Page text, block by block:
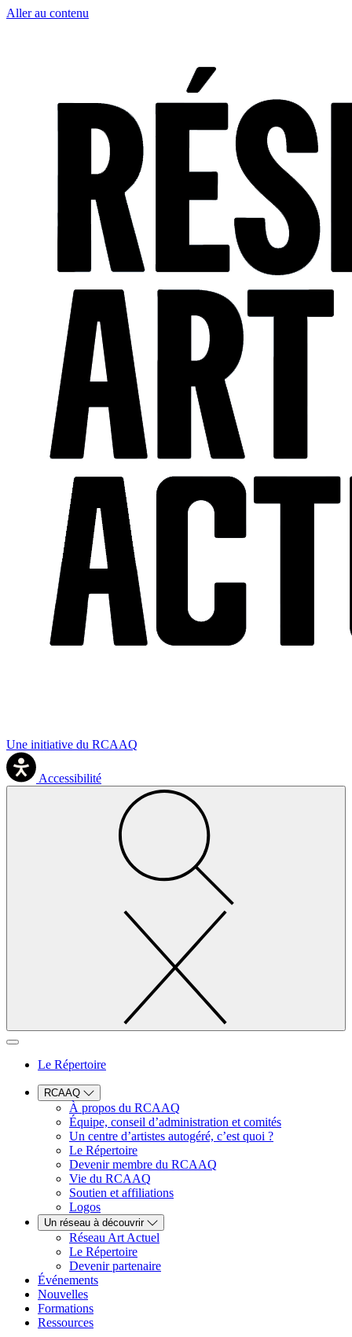
Aller au contenu
Une initiative du RCAAQ
Accessibilité
Le Répertoire
RCAAQ
À propos du RCAAQ
Équipe, conseil d’administration et comités
Un centre d’artistes autogéré, c’est quoi ?
Le Répertoire
Devenir membre du RCAAQ
Vie du RCAAQ
Soutien et affiliations
Logos
Un réseau à découvrir
Réseau Art Actuel
Le Répertoire
Devenir partenaire
Événements
Nouvelles
Formations
Ressources